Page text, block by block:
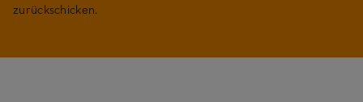
zurückschicken.